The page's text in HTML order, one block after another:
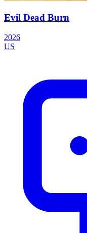
Evil Dead Burn
2026
US